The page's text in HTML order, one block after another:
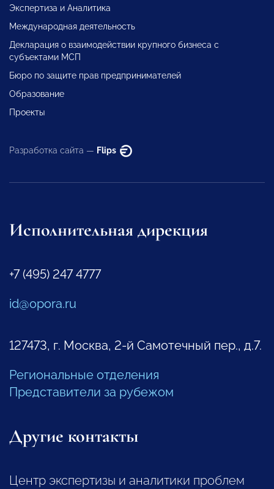
Экспертиза и Аналитика
Международная деятельность
Декларация о взаимодействии крупного бизнеса с
субъектами МСП
Бюро по защите прав предпринимателей
Образование
Проекты
Разработка сайта — Flips
Исполнительная дирекция
+7 (495) 247 4777
id@opora.ru
127473, г. Москва, 2-й Самотечный пер., д.7.
Региональные отделения
Представители за рубежом
Другие контакты
Центр экспертизы и аналитики проблем